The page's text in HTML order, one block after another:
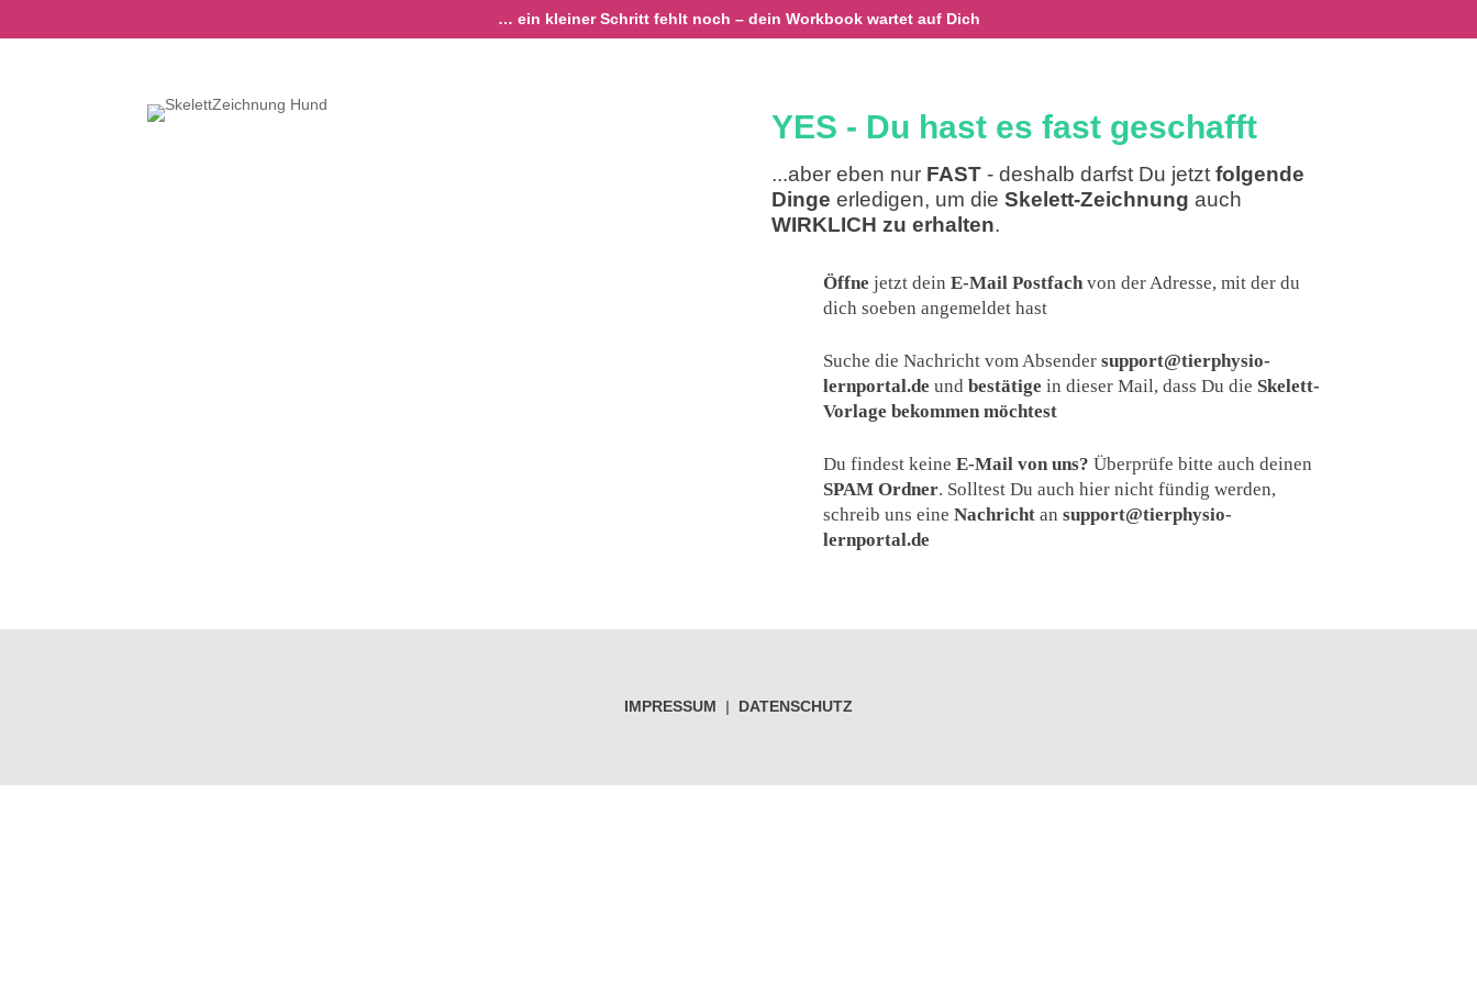
… ein kleiner Schritt fehlt noch – dein Workbook wartet auf Dich
YES - Du hast es fast geschafft
...aber eben nur FAST- deshalb darfst Du jetzt folgende
Dinge erledigen, um die Skelett-Zeichnung auch
WIRKLICH zu erhalten.
Öffne jetzt dein E-Mail Postfachvon der Adresse, mit der du
dich soeben angemeldet hast
Suche die Nachricht vom Absender support@tierphysio-
lernportal.de und bestätige in dieser Mail, dass Du die Skelett-
Vorlage bekommen möchtest
Du findest keine E-Mail von uns? Überprüfe bitte auch deinen
SPAM Ordner. Solltest Du auch hier nicht fündig werden,
schreib uns eine Nachrichtan support@tierphysio-
lernportal.de
IMPRESSUM | DATENSCHUTZ